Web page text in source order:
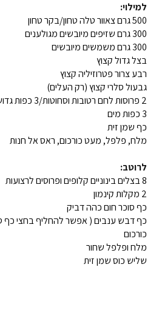
למילוי:
500 גרם צאוור טלה טחון/בקר טחון
300 גרם שזיפים מיובשים מגולענים
300 גרם משמשים מיובשים
בצל גדול קצוץ
רבע צרור פטרוזיליה קצוץ
גבעול סלרי קצוץ (רק העלים)
2 פרוסות לחם רטובות וסחוטות/3 כפות גדושות פירורי לחם
3 כפות מים
כף שמן זית
מלח, פלפל, מעט כורכום, ראס אל חנות
לרוטב:
8 בצלים בינוניים קלופים ופרוסים לרצועות
2 מקלות קינמון
כף סוכר חום כהה דביק
כף דבש ענבים ( אפשר להחליף בחצי כף
כורכום
מלח ופלפל שחור
שליש כוס שמן זית